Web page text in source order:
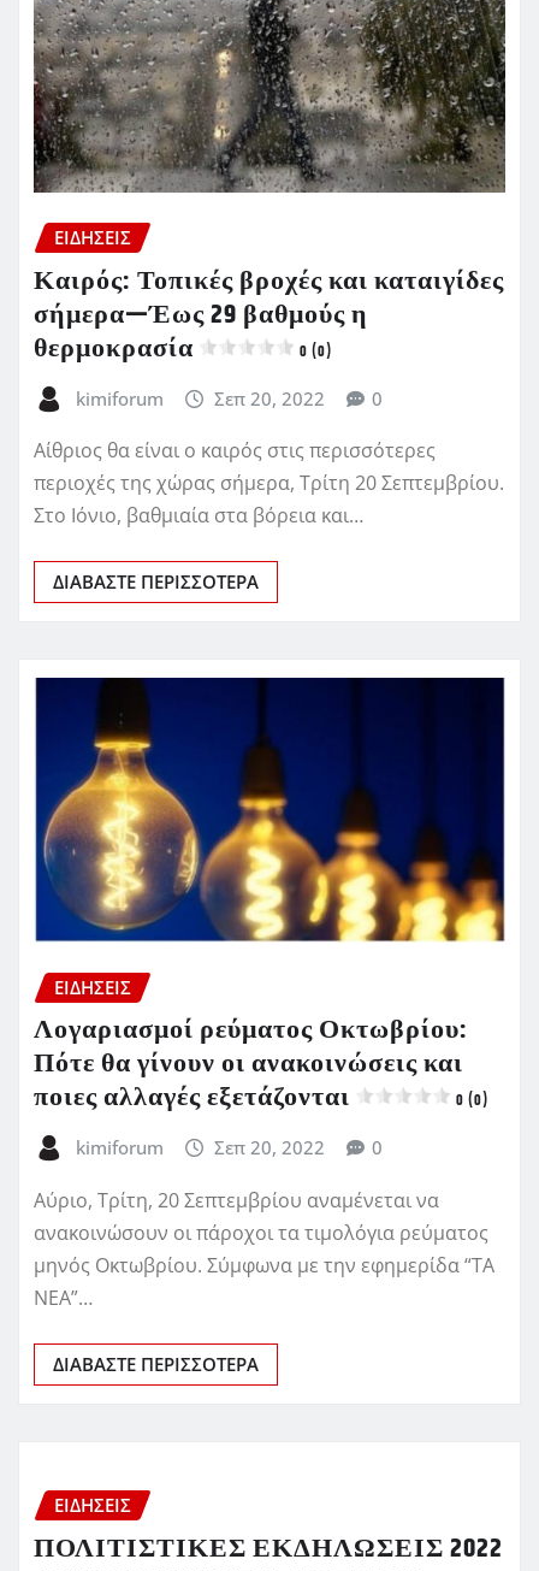
ΕΙΔΗΣΕΙΣ
Καιρός: Τοπικές βροχές και καταιγίδες
σήμερα—Έως 29 βαθμούς η
θερμοκρασία
0 (0)
kimiforum Σεπ 20, 2022 0
Αίθριος θα είναι ο καιρός στις περισσότερες
περιοχές της χώρας σήμερα, Τρίτη 20 Σεπτεμβρίου.
Στο Ιόνιο, βαθμιαία στα βόρεια και…
ΔΙΑΒΆΣΤΕ ΠΕΡΙΣΣΌΤΕΡΑ
ΕΙΔΗΣΕΙΣ
Λογαριασμοί ρεύματος Οκτωβρίου:
Πότε θα γίνουν οι ανακοινώσεις και
ποιες αλλαγές εξετάζονται
0 (0)
kimiforum Σεπ 20, 2022 0
Αύριο, Τρίτη, 20 Σεπτεμβρίου αναμένεται να
ανακοινώσουν οι πάροχοι τα τιμολόγια ρεύματος
μηνός Οκτωβρίου. Σύμφωνα με την εφημερίδα “ΤΑ
ΝΕΑ”…
ΔΙΑΒΆΣΤΕ ΠΕΡΙΣΣΌΤΕΡΑ
ΕΙΔΗΣΕΙΣ
ΠΟΛΙΤΙΣΤΙΚΕΣ ΕΚΔΗΛΩΣΕΙΣ 2022